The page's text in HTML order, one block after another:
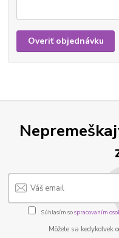
Overiť objednávku
Súhlasím sospracovaním
Môžete sa